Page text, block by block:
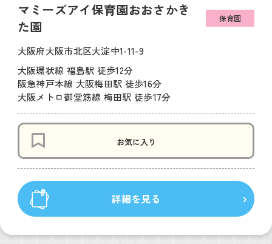
マミーズアイ保育園おおさかき
た園
保育園
大阪府大阪市北区大淀中1-11-9
大阪環状線 福島駅 徒歩12分
阪急神戸本線 大阪梅田駅 徒歩16分
大阪メトロ御堂筋線 梅田駅 徒歩17分
お気に入り
詳細を見る